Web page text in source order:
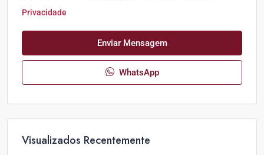
Privacidade
Enviar Mensagem
WhatsApp
Visualizados Recentemente